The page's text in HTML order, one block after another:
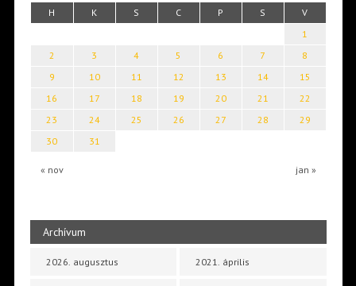
H K S C P S V
« nov jan »
1
2
3 4 5 6 7
8
9
10 11 12 13 14
15
16
17 18 19 20 21
22
23
24 25 26 27 28
29
30
31
Archívum
2026. augusztus 2021. április